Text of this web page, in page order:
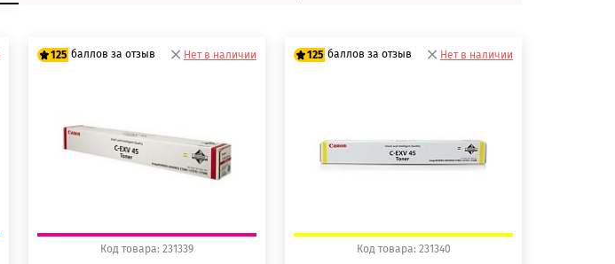
125 баллов за отзыв
125 баллов
Нет в наличии
Код товара: 231339
125 баллов за отзыв Нет в наличии
Код товара: 231340